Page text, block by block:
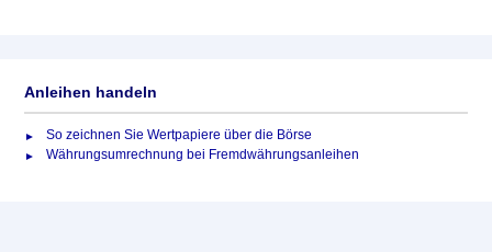
Anleihen handeln
So zeichnen Sie Wertpapiere über die Börse
Währungsumrechnung bei Fremdwährungsanleihen